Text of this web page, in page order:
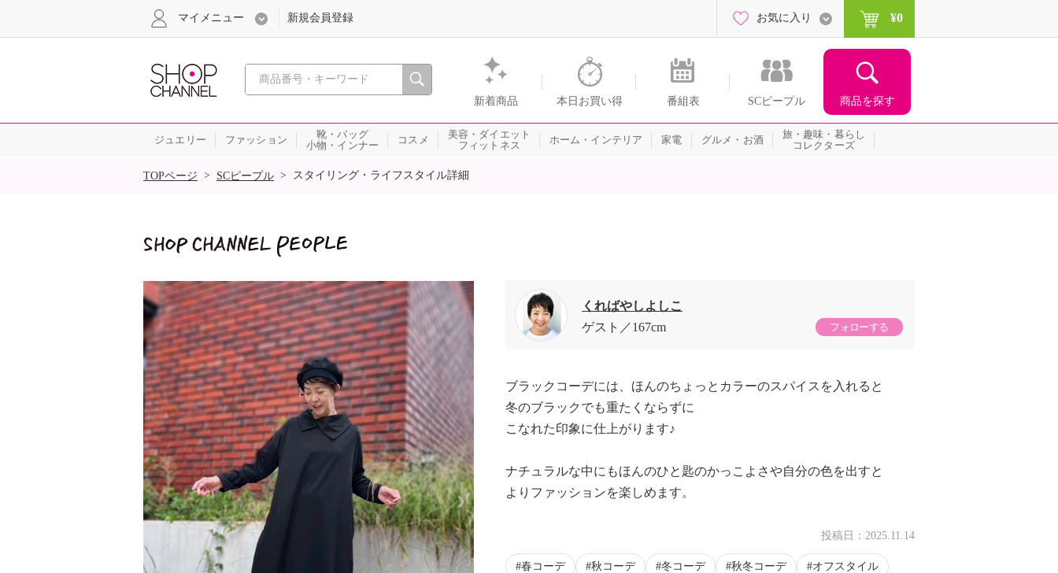
心おどる、瞬間を。通販・テレビショッピングのショップチャンネル
新着商品 本日お買い得 番組表 SCピープル 商品を探す
マイメニュー 新規会員登録 お気に入り ¥0
ジュエリー ファッション
靴・バッグ
小物・インナー
コスメ
美容・ダイエット
フィットネス
ホーム・インテリア 家電 グルメ・お酒
旅・趣味・暮らし
コレクターズ
SALE
TOPページ > SCピープル > スタイリング・ライフスタイル詳細
Next
くればやしよしこ
ゲスト
167cm フォローする
ブラックコーデには、ほんのちょっとカラーのスパイスを入れると
冬のブラックでも重たくならずに
こなれた印象に仕上がります♪
ナチュラルな中にもほんのひと匙のかっこよさや自分の色を出すと
よりファッションを楽しめます。
投稿日： 2025.11.14
春コーデ 秋コーデ 冬コーデ 秋冬コーデ オフスタイル